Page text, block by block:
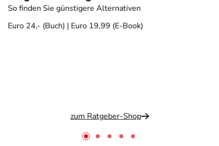
So finden Sie günstigere Alternativen
Euro 24,- (Buch) | Euro 19,99 (E-Book)
zum Ratgeber-Shop